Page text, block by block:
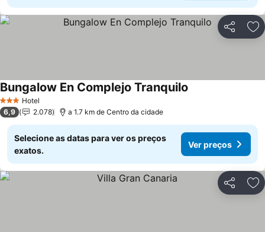
Partilhar
3 EstrelasHotel
Bungalow En Complejo Tranquilo
6,9 2.078 a 1.7 km de Centro da cidade
Selecione as datas para ver os preços
exatos.
Ver preços
Partilhar